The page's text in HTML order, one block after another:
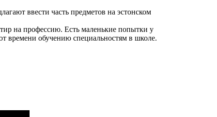
ввести часть предметов на эстонском
на профессию. Есть маленькие попытки у
времени обучению специальностям в школе.